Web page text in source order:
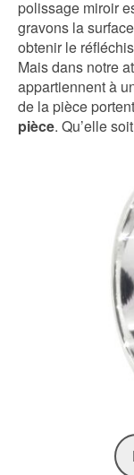
polissage miroir
gravons la
obtenir le
Mais dans notre
appartiennent à
de la pièce
pièce. Qu’elle soit